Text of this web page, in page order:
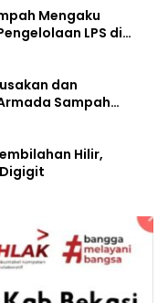
Mengaku
LPS di
dan
Sampah
Hilir,